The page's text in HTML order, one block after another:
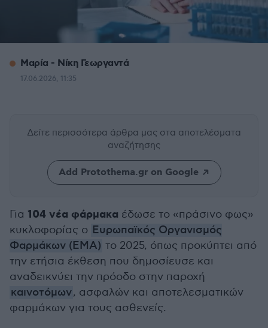
Μαρία - Νίκη Γεωργαντά
17.06.2026, 11:35
Δείτε περισσότερα άρθρα μας στα αποτελέσματα
αναζήτησης
Add Protothema.gr on Google
Για 104 νέα φάρμακα έδωσε το «πράσινο φως»
κυκλοφορίας ο Ευρωπαϊκός Οργανισμός
Φαρμάκων (ΕΜΑ) το 2025, όπως προκύπτει από
την ετήσια έκθεση που δημοσίευσε και
αναδεικνύει την πρόοδο στην παροχή
καινοτόμων, ασφαλών και αποτελεσματικών
φαρμάκων για τους ασθενείς.